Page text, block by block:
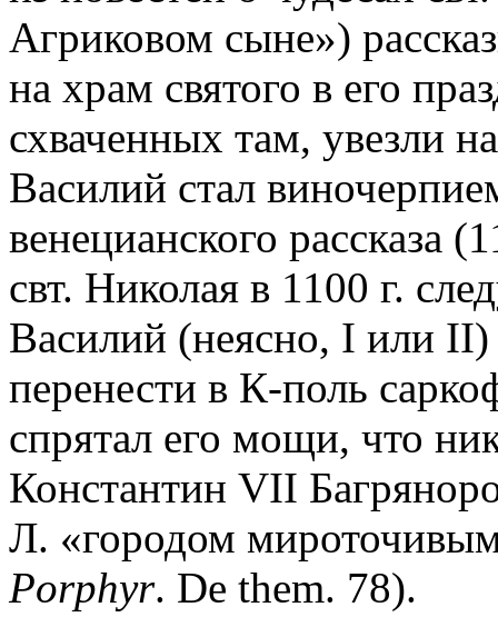
Агриковом сыне»)
на храм святого в его
схваченных там, увезли
Василий стал
венецианского рассказа
свт. Николая в 1100 г.
Василий (неясно, I или
перенести в К-поль
спрятал его мощи, что
Константин VII
Л. «городом
Porphyr. De them. 78).